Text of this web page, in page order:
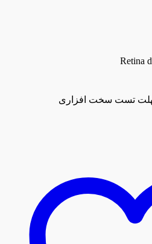
تست سخت افزاری